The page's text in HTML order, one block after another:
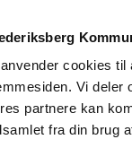
cookies til
Vi deler
partnere kan
fra din brug
Social og